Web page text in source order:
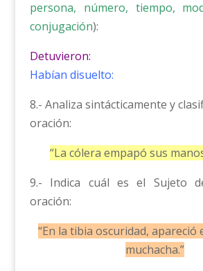
persona, número, tiempo,
conjugación):
Detuvieron:
Habían disuelto:
8.- Analiza sintácticamente y
oración:
“La cólera empapó sus
9.- Indica cuál es el Sujeto
oración:
“En la tibia oscuridad, apareció
muchacha.”